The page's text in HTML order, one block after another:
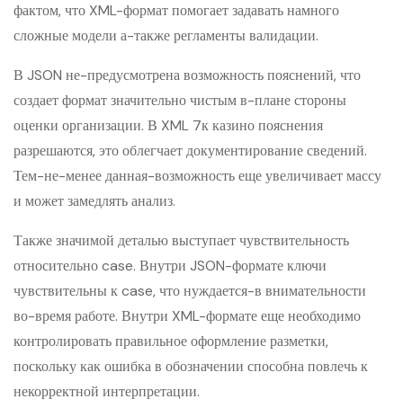
фактом, что XML-формат помогает задавать намного
сложные модели а-также регламенты валидации.
В JSON не-предусмотрена возможность пояснений, что
создает формат значительно чистым в-плане стороны
оценки организации. В XML 7к казино пояснения
разрешаются, это облегчает документирование сведений.
Тем-не-менее данная-возможность еще увеличивает массу
и может замедлять анализ.
Также значимой деталью выступает чувствительность
относительно case. Внутри JSON-формате ключи
чувствительны к case, что нуждается-в внимательности
во-время работе. Внутри XML-формате еще необходимо
контролировать правильное оформление разметки,
поскольку как ошибка в обозначении способна повлечь к
некорректной интерпретации.